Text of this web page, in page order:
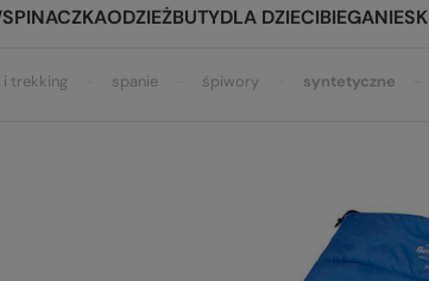
ODZIEŻBUTYDLA DZIECIBIEGANIE
trekking spanie śpiwory syntetyczne